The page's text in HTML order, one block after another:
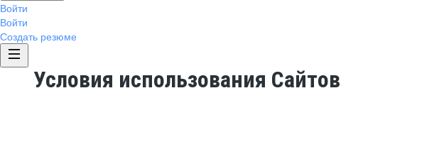
Войти
Войти
Создать резюме
Условия использования Сайтов